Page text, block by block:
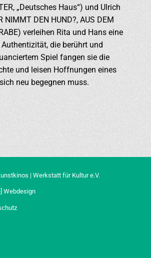
„Deutsches Haus“) und Ulrich
NIMMT DEN HUND?, AUS DEM
verleihen Rita und Hans eine
die berührt und
Spiel fangen sie die
und leisen Hoffnungen eines
neu begegnen muss.
| Werkstatt für Kultur e.V.
Webdesign